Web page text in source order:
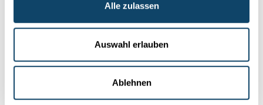
Alle zulassen
Auswahl erlauben
Ablehnen
Cookies im Zusammenhang mit sozialen
Netzwerken abgelehnt haben. Um sie zu
sehen, ändern Sie bitte Ihre Einstellungen.